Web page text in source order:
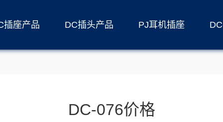
插座产品 DC插头产品 PJ耳机插座
DC-076价格